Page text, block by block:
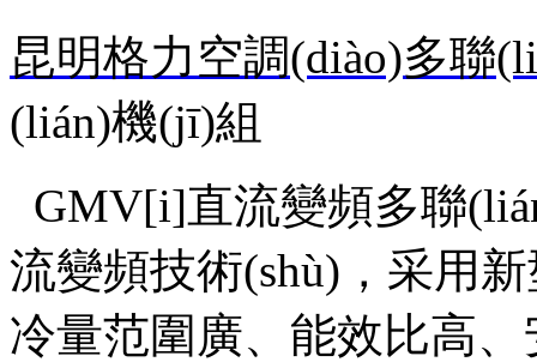
昆明格力空調(diào)多聯
(lián)機(jī)組
GMV[i]直流變頻多聯(lián)
流變頻技術(shù)，采
冷量范圍 廣、 能效比高